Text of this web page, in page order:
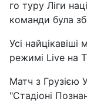
го туру Ліги
команди була
Усі
режимі Live на
Матч з Грузією
"Стадіоні